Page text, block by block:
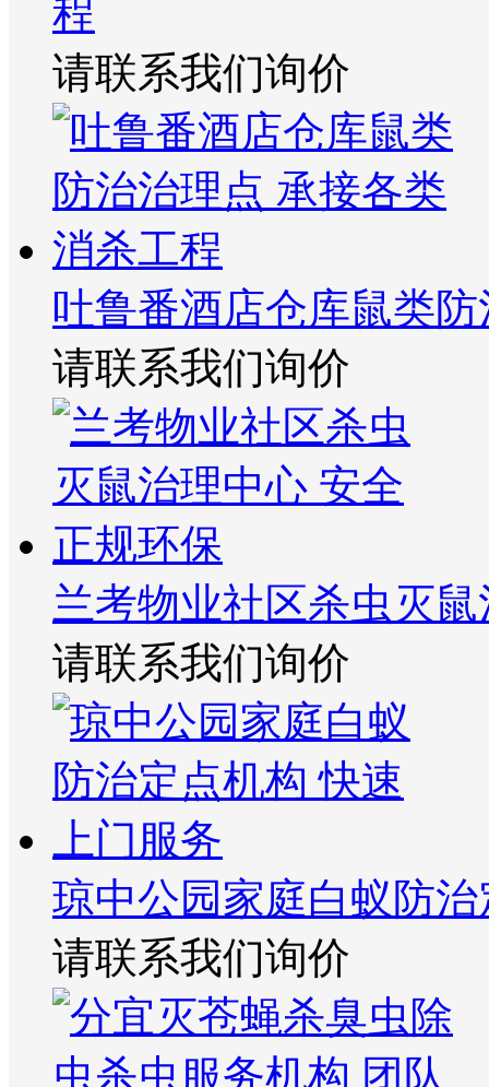
程
请联系我们询价
吐鲁番酒店仓库鼠类
请联系我们询价
兰考物业社区杀虫灭
请联系我们询价
琼中公园家庭白蚁防
请联系我们询价